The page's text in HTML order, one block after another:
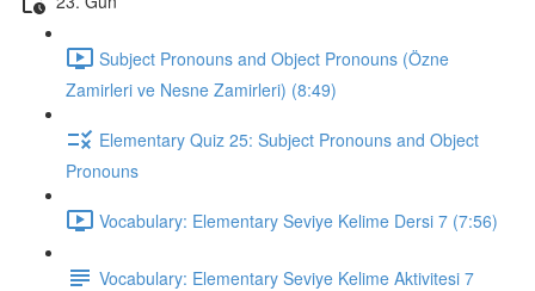
Subject Pronouns and Object Pronouns (Özne
Zamirleri ve Nesne Zamirleri) (8:49)
Elementary Quiz 25: Subject Pronouns and Object
Pronouns
Vocabulary: Elementary Seviye Kelime Dersi 7 (7:56)
Vocabulary: Elementary Seviye Kelime Aktivitesi 7